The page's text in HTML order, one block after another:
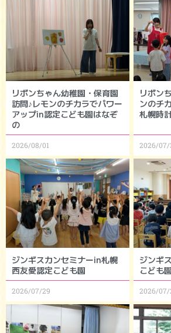
リボンちゃん幼稚園・保育園
訪問♪レモンのチカラでパワー
アップin認定こども園はなぞ
の
2026/08/01
リボン
ンのチ
札幌時
2026/07/
ジンギスカンセミナーin札幌
西友愛認定こども園
2026/07/29
ジンギ
こども
2026/07/